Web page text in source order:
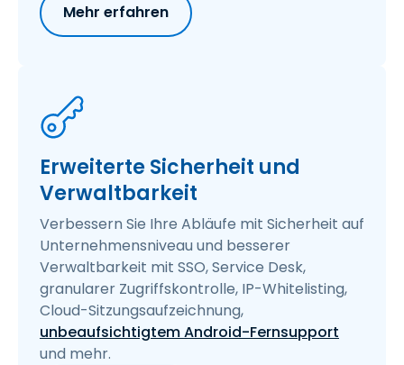
Mehr erfahren
Erweiterte Sicherheit und
Verwaltbarkeit
Verbessern Sie Ihre Abläufe mit Sicherheit auf
Unternehmensniveau und besserer
Verwaltbarkeit mit SSO, Service Desk,
granularer Zugriffskontrolle, IP-Whitelisting,
Cloud-Sitzungsaufzeichnung,
unbeaufsichtigtem Android-Fernsupport
und mehr.